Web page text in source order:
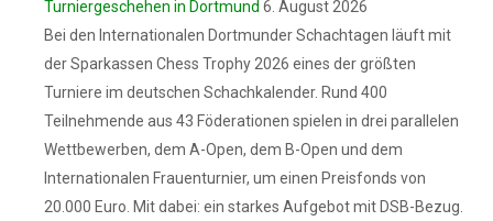
Turniergeschehen in Dortmund 6. August 2026
Bei den Internationalen Dortmunder Schachtagen läuft mit
der Sparkassen Chess Trophy 2026 eines der größten
Turniere im deutschen Schachkalender. Rund 400
Teilnehmende aus 43 Föderationen spielen in drei parallelen
Wettbewerben, dem A-Open, dem B-Open und dem
Internationalen Frauenturnier, um einen Preisfonds von
20.000 Euro. Mit dabei: ein starkes Aufgebot mit DSB-Bezug.